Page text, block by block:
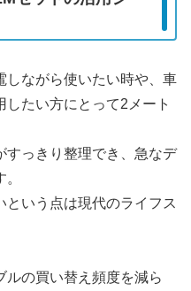
しながら使いたい時や、車
たい方にとって2メート
すっきり整理でき、急なデ
という点は現代のライフス
ルの買い替え頻度を減ら